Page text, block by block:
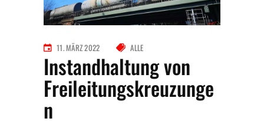
11. MÄRZ 2022 ALLE
Instandhaltung von
Freileitungskreuzunge
n